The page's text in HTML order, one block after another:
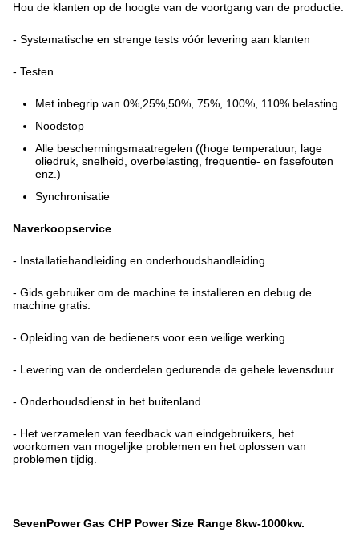
Hou de klanten op de hoogte van de voortgang van de productie.
- Systematische en strenge tests vóór levering aan klanten
- Testen.
Met inbegrip van 0%,25%,50%, 75%, 100%, 110% belasting
Noodstop
Alle beschermingsmaatregelen ((hoge temperatuur, lage
oliedruk, snelheid, overbelasting, frequentie- en fasefouten
enz.)
Synchronisatie
Naverkoopservice
- Installatiehandleiding en onderhoudshandleiding
- Gids gebruiker om de machine te installeren en debug de
machine gratis.
- Opleiding van de bedieners voor een veilige werking
- Levering van de onderdelen gedurende de gehele levensduur.
- Onderhoudsdienst in het buitenland
- Het verzamelen van feedback van eindgebruikers, het
voorkomen van mogelijke problemen en het oplossen van
problemen tijdig.
SevenPower Gas CHP Power Size Range 8kw-1000kw.